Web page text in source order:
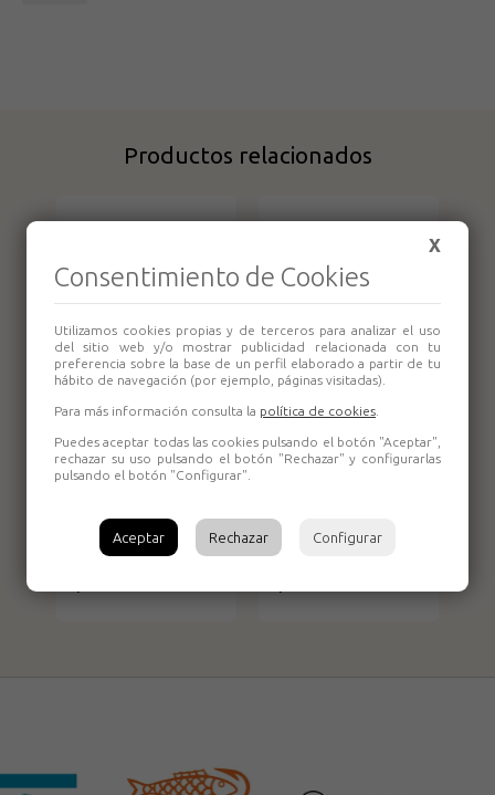
Productos relacionados
Vasos de impacto
1/2” de punta
hexagonal de una
Vasos de impacto
1/2” de punta
hexagonal de una
X
Consentimiento de Cookies
Utilizamos cookies propias y de terceros para analizar el uso
del sitio web y/o mostrar publicidad relacionada con tu
preferencia sobre la base de un perfil elaborado a partir de tu
hábito de navegación (por ejemplo, páginas visitadas).
Para más información consulta la política de cookies
Puedes aceptar todas las cookies pulsando el botón "Aceptar",
rechazar su uso pulsando el botón "Rechazar" y configurarlas
pulsando el botón "Configurar".
Aceptar Rechazar Configurar